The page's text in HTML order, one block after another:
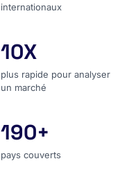
internationaux
plus rapide pour analyser
10X
plus rapide pour analyser
un marché
pays couverts
190+
pays couverts